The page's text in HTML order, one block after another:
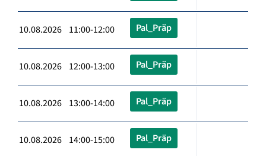
10.08.2026 11:00-12:00 Pal_Präp
10.08.2026 12:00-13:00 Pal_Präp
10.08.2026 13:00-14:00 Pal_Präp
10.08.2026 14:00-15:00 Pal_Präp